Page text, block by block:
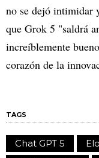
no se dejó intimidar
que Grok 5 "saldrá
increíblemente
corazón de la
TAGS
Chat GPT 5